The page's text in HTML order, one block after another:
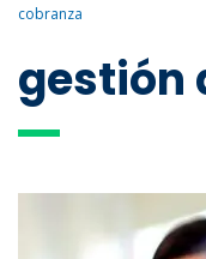
cobranza
gestión